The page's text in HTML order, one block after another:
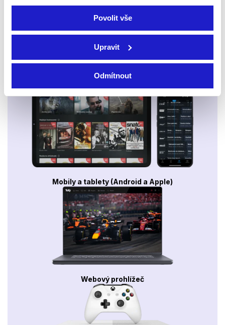
Povolit vše
Upravit
Odmítnout
Smart TV - Android, Google, Samsung, LG, VIDAA
Mobily a tablety (Android a Apple)
Webový prohlížeč